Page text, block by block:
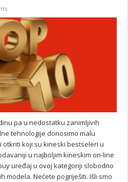
pa u nedostatku zanimljivih
tehnologije donosimo malu
otkriti koji su kineski bestseleri u
u najboljim kineskim on-line
uređaj u ovoj kategoriji slobodno
modela. Nećete pogriješiti. Išli smo